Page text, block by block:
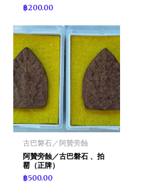
฿200.00
古巴磐石／阿贊旁蝕
阿贊旁蝕／古巴磐石 、拍
罂（正牌）
฿500.00